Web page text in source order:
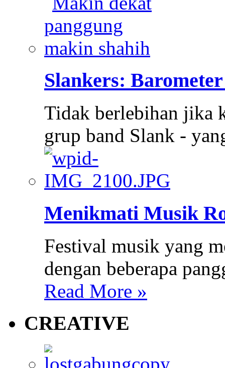
Slankers:
Tidak berlebihan jika
grup band Slank -
Menikmati Musik
Festival musik yang
dengan beberapa
Read More »
CREATIVE